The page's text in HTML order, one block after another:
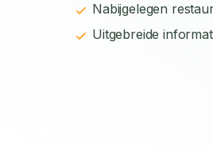
Nabijgelegen
Uitgebreide